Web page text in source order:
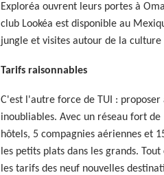
Exploréa ouvrent leurs portes à
club Lookéa est disponible au
jungle et visites autour de la culture
Tarifs raisonnables
C'est l'autre force de TUI : proposer
inoubliables. Avec un réseau fort
hôtels, 5 compagnies aériennes et
les petits plats dans les grands.
les tarifs des neuf nouvelles